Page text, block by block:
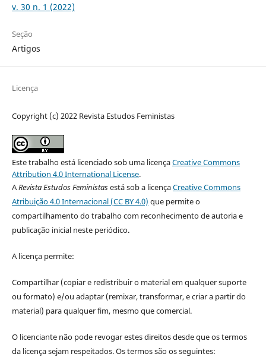
v. 30 n. 1 (2022)
Seção
Artigos
Licença
Copyright (c) 2022 Revista Estudos Feministas
Este trabalho está licenciado sob uma licençaCreative Commons
Attribution 4.0 International License.
ARevista Estudos Feministasestá sob a licençaCreative Commons
Atribuição 4.0 Internacional (CC BY 4.0) que permite o
compartilhamento do trabalho com reconhecimento de autoria e
publicação inicial neste periódico.
A licença permite:
Compartilhar (copiar e redistribuir o material em qualquer suporte
ou formato) e/ou adaptar (remixar, transformar, e criar a partir do
material) para qualquer fim, mesmo que comercial.
O licenciante não pode revogar estes direitos desde que os termos
da licença sejam respeitados. Os termos são os seguintes: